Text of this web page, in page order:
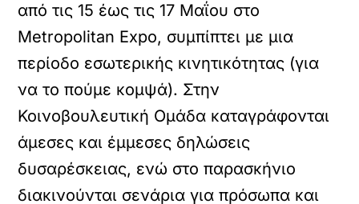
από τις 15 έως τις 17 Μαΐου στο
Metropolitan Expo, συμπίπτει με μια
περίοδο εσωτερικής κινητικότητας (για
να το πούμε κομψά). Στην
Κοινοβουλευτική Ομάδα καταγράφονται
άμεσες και έμμεσες δηλώσεις
δυσαρέσκειας, ενώ στο παρασκήνιο
διακινούνται σενάρια για πρόσωπα και